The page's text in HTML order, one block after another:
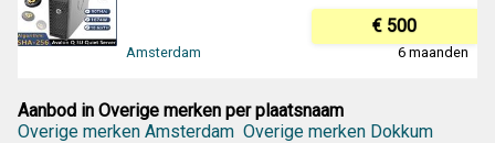
€ 500
Amsterdam 6 maanden
Aanbod in Overige merken per plaatsnaam
Overige merken Amsterdam Overige merken Dokkum